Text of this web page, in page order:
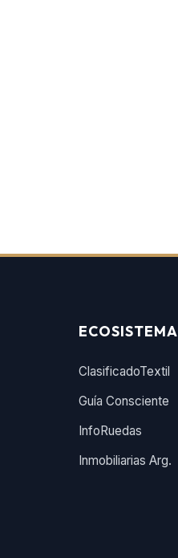
ECOSISTEMA
ClasificadoTextil
Guía Consciente
InfoRuedas
Inmobiliarias Arg.